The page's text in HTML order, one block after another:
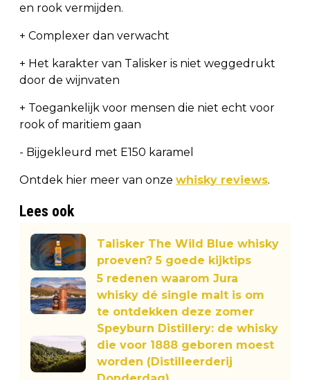
en rook vermijden.
+ Complexer dan verwacht
+ Het karakter van Talisker is niet weggedrukt
door de wijnvaten
+ Toegankelijk voor mensen die niet echt voor
rook of maritiem gaan
- Bijgekleurd met E150 karamel
Ontdek hier meer van onze whisky reviews.
Lees ook
Talisker The Wild Blue whisky
proeven? 5 goede kijktips
5 redenen waarom Jura
whisky dé single malt is om
te ontdekken deze zomer
Speyburn Distillery: de whisky
die voor 1888 geboren moest
worden (Distilleerderij